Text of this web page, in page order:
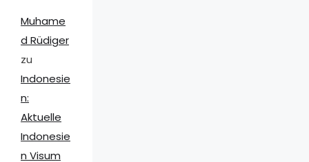
Muhame
d Rüdiger
zu
Indonesie
n:
Aktuelle
Indonesie
n Visum